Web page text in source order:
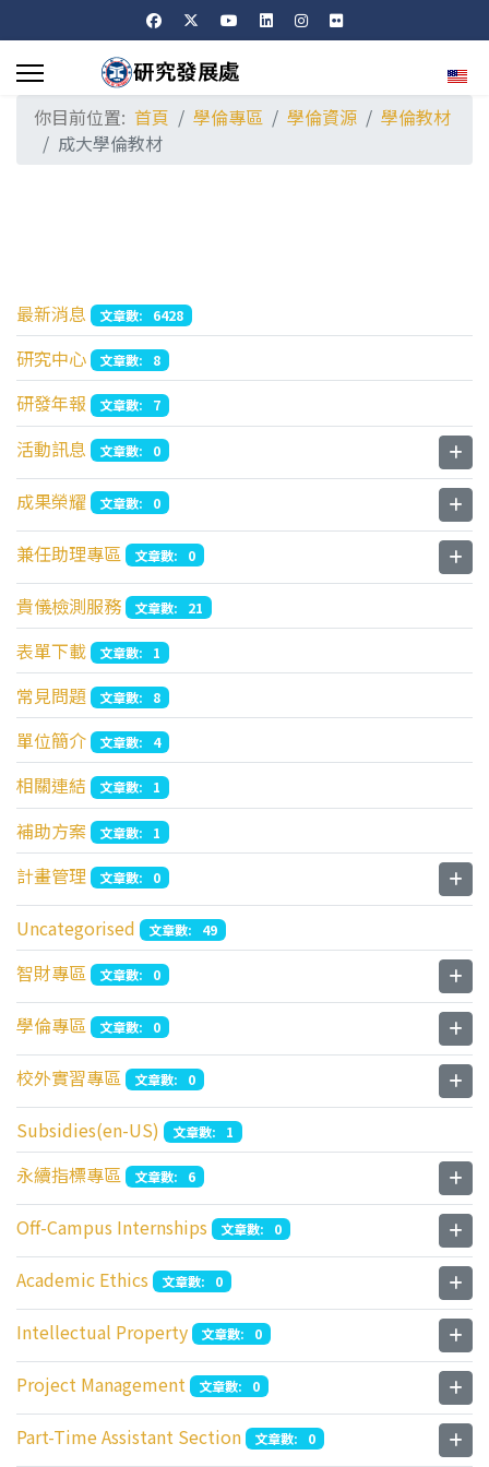
選擇
你目前位置: 首頁 學倫專區 學倫資源
學倫教材
成大學倫教材
最新消息 文章數: 6428
研究中心 文章數: 8
研發年報 文章數: 7
活動訊息 文章數: 0
成果榮耀 文章數: 0
兼任助理專區 文章數: 0
貴儀檢測服務 文章數: 21
表單下載 文章數: 1
常見問題 文章數: 8
單位簡介 文章數: 4
相關連結 文章數: 1
補助方案 文章數: 1
計畫管理 文章數: 0
Uncategorised 文章數: 49
智財專區 文章數: 0
學倫專區 文章數: 0
校外實習專區 文章數: 0
Subsidies(en-US) 文章數: 1
永續指標專區 文章數: 6
Off-Campus Internships 文章數: 0
Academic Ethics 文章數: 0
Intellectual Property 文章數: 0
Project Management 文章數: 0
Part-Time Assistant Section 文章數: 0